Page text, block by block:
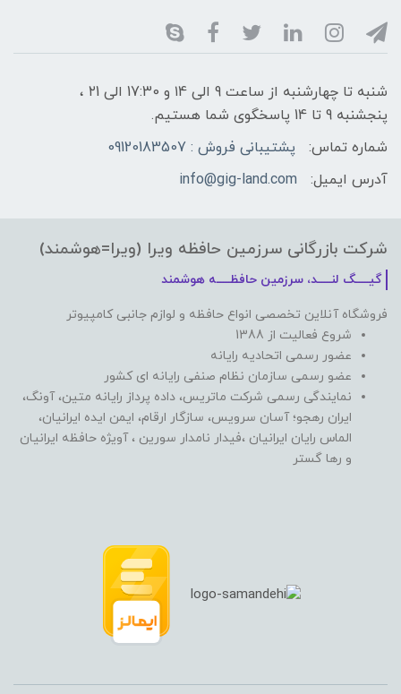
شنبه تا چهارشنبه از ساعت 9 الی ۱4 و 17:30 الی ۲1 ،
پنجشنبه 9 تا 14 پاسخگوی شما هستیم.
شماره تماس:
پشتیبانی فروش : 09120183507
آدرس ایمیل:
info@gig-land.com
شرکت بازرگانی سرزمین حافظه ویرا (ویرا=هوشمند)
گیـــــگ لنـــــد، سرزمین حافظـــــه هوشمند
فروشگاه آنلاین تخصصی انواع حافظه و لوازم جانبی کامپیوتر
شروع فعالیت از 1388
عضور رسمی اتحادیه رایانه
عضو رسمی سازمان نظام صنفی رایانه ای کشور
نمایندگی رسمی شرکت ماتریس، داده پرداز رایانه متین، آونگ،
ایران رهجو؛ آسان سرویس، سازگار ارقام، ایمن ایده ایرانیان،
الماس رایان ایرانیان ،فیدار نامدار سورین ، آویژه حافظه ایرانیان
و رها گستر